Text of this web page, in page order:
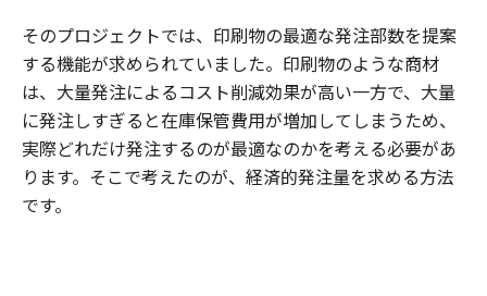
そのプロジェクトでは、印刷物の最適な発注部数を提案
する機能が求められていました。印刷物のような商材
は、大量発注によるコスト削減効果が高い一方で、大量
に発注しすぎると在庫保管費用が増加してしまうため、
実際どれだけ発注するのが最適なのかを考える必要があ
ります。そこで考えたのが、経済的発注量を求める方法
です。